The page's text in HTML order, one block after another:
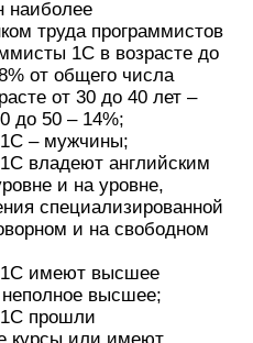
наиболее
труда программистов
1С в возрасте до
от общего числа
от 30 до 40 лет –
до 50 – 14%;
1С – мужчины;
владеют английским
и на уровне,
специализированной
и на свободном
1С имеют высшее
высшее;
1С прошли